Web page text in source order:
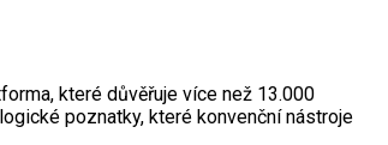
které důvěřuje více než 13.000
poznatky, které konvenční nástroje